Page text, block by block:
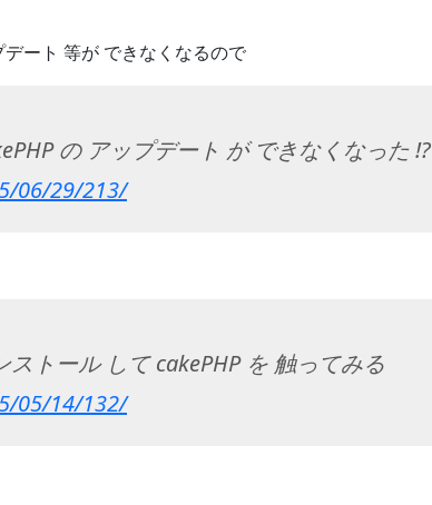
ート 等が できなくなるので
の アップデート が できなくなった !?
06/29/213/
トール して cakePHP を 触ってみる
05/14/132/